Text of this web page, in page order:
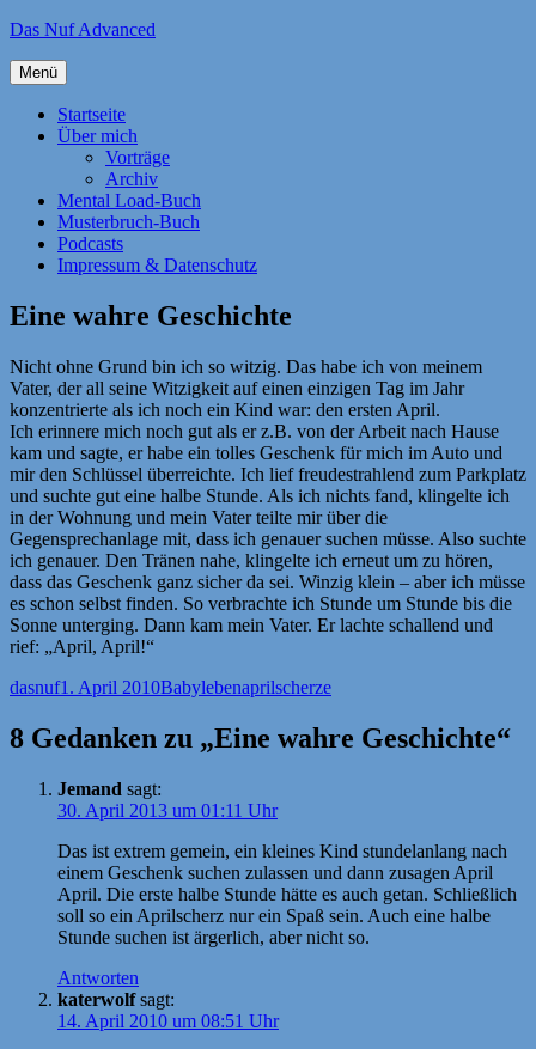
Zum
springen
Das Nuf Advanced
Menü
Startseite
Über mich
Vorträge
Archiv
Mental Load-Buch
Musterbruch-Buch
Podcasts
Impressum & Datenschutz
Eine wahre Geschichte
Nicht ohne Grund bin ich so witzig. Das habe ich von meinem
Vater, der all seine Witzigkeit auf einen einzigen Tag im Jahr
konzentrierte als ich noch ein Kind war: den ersten April.
Ich erinnere mich noch gut als er z.B. von der Arbeit nach Hause
kam und sagte, er habe ein tolles Geschenk für mich im Auto und
mir den Schlüssel überreichte. Ich lief freudestrahlend zum Parkplatz
und suchte gut eine halbe Stunde. Als ich nichts fand, klingelte ich
in der Wohnung und mein Vater teilte mir über die
Gegensprechanlage mit, dass ich genauer suchen müsse. Also suchte
ich genauer. Den Tränen nahe, klingelte ich erneut um zu hören,
dass das Geschenk ganz sicher da sei. Winzig klein – aber ich müsse
es schon selbst finden. So verbrachte ich Stunde um Stunde bis die
Sonne unterging. Dann kam mein Vater. Er lachte schallend und
rief: „April, April!“
Autor
dasnufVeröffentlicht
1. April 2010Kategorien
BabylebenSchlagwörter
aprilscherze
8 Gedanken zu „Eine wahre Geschichte“
Jemand sagt:
30. April 2013 um 01:11 Uhr
Das ist extrem gemein, ein kleines Kind stundelanlang nach
einem Geschenk suchen zulassen und dann zusagen April
April. Die erste halbe Stunde hätte es auch getan. Schließlich
soll so ein Aprilscherz nur ein Spaß sein. Auch eine halbe
Stunde suchen ist ärgerlich, aber nicht so.
Antworten
katerwolf sagt:
14. April 2010 um 08:51 Uhr